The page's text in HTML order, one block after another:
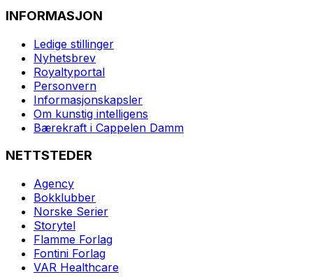
INFORMASJON
Ledige stillinger
Nyhetsbrev
Royaltyportal
Personvern
Informasjonskapsler
Om kunstig intelligens
Bærekraft i Cappelen Damm
NETTSTEDER
Agency
Bokklubber
Norske Serier
Storytel
Flamme Forlag
Fontini Forlag
VAR Healthcare